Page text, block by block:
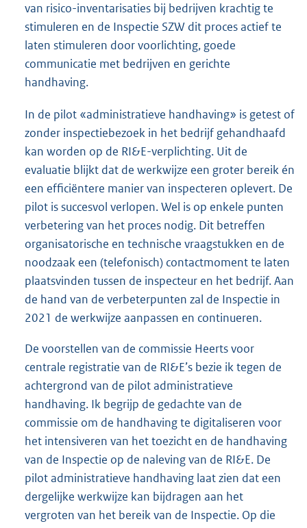
van risico-inventarisaties bij bedrijven krachtig te
stimuleren en de Inspectie SZW dit proces actief te
laten stimuleren door voorlichting, goede
communicatie met bedrijven en gerichte
handhaving.
In de pilot «administratieve handhaving» is getest of
zonder inspectiebezoek in het bedrijf gehandhaafd
kan worden op de RI&E-verplichting. Uit de
evaluatie blijkt dat de werkwijze een groter bereik én
een efficiëntere manier van inspecteren oplevert. De
pilot is succesvol verlopen. Wel is op enkele punten
verbetering van het proces nodig. Dit betreffen
organisatorische en technische vraagstukken en de
noodzaak een (telefonisch) contactmoment te laten
plaatsvinden tussen de inspecteur en het bedrijf. Aan
de hand van de verbeterpunten zal de Inspectie in
2021 de werkwijze aanpassen en continueren.
De voorstellen van de commissie Heerts voor
centrale registratie van de RI&E’s bezie ik tegen de
achtergrond van de pilot administratieve
handhaving. Ik begrijp de gedachte van de
commissie om de handhaving te digitaliseren voor
het intensiveren van het toezicht en de handhaving
van de Inspectie op de naleving van de RI&E. De
pilot administratieve handhaving laat zien dat een
dergelijke werkwijze kan bijdragen aan het
vergroten van het bereik van de Inspectie. Op die